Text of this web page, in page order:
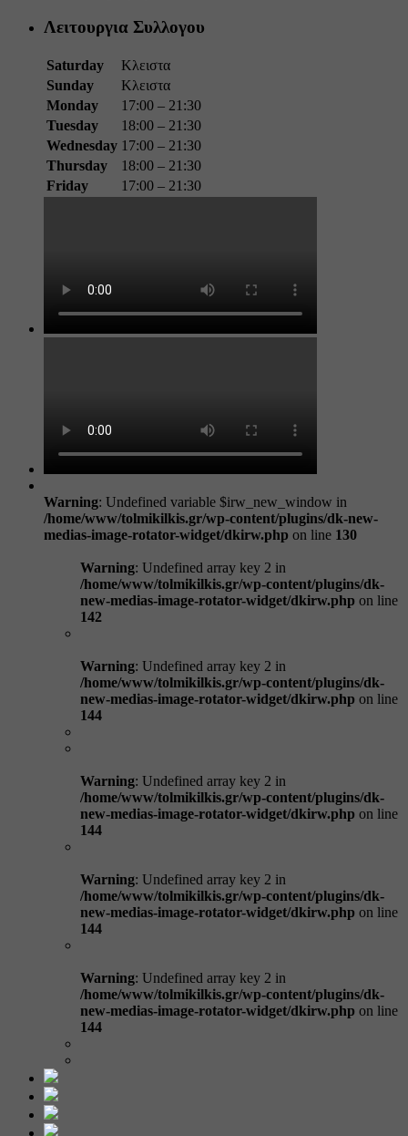
Λειτουργια Συλλογου
Saturday
Κλειστα
Sunday
Κλειστα
Monday
17:00 – 21:30
Tuesday
18:00 – 21:30
Wednesday 17:00 – 21:30
Thursday
18:00 – 21:30
Friday
17:00 – 21:30
Warning: Undefined variable $irw_new_window in
/home/www/tolmikilkis.gr/wp-content/plugins/dk-new-
medias-image-rotator-widget/dkirw.php on line 130
Warning: Undefined array key 2 in
/home/www/tolmikilkis.gr/wp-content/plugins/dk-
new-medias-image-rotator-widget/dkirw.php on line
142
Warning: Undefined array key 2 in
/home/www/tolmikilkis.gr/wp-content/plugins/dk-
new-medias-image-rotator-widget/dkirw.php on line
144
Warning: Undefined array key 2 in
/home/www/tolmikilkis.gr/wp-content/plugins/dk-
new-medias-image-rotator-widget/dkirw.php on line
144
Warning: Undefined array key 2 in
/home/www/tolmikilkis.gr/wp-content/plugins/dk-
new-medias-image-rotator-widget/dkirw.php on line
144
Warning: Undefined array key 2 in
/home/www/tolmikilkis.gr/wp-content/plugins/dk-
new-medias-image-rotator-widget/dkirw.php on line
144